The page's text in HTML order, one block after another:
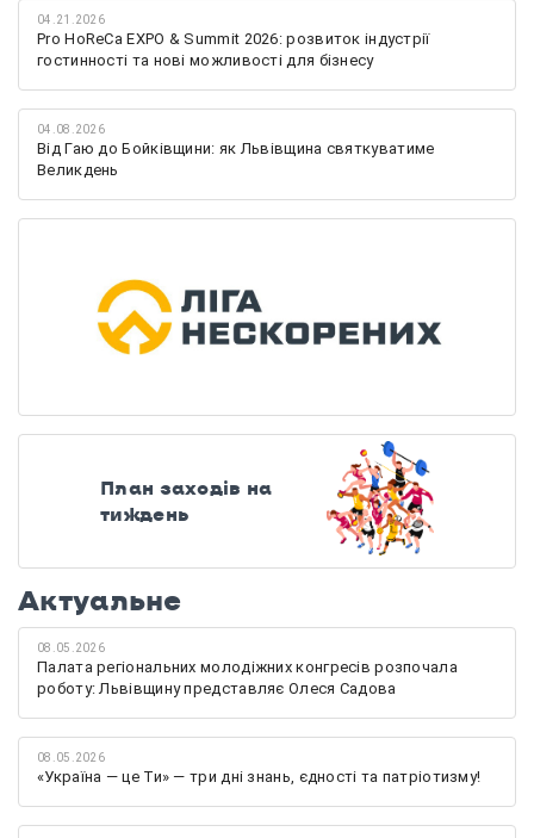
04.21.2026
Pro HoReCa EXPO & Summit 2026: розвиток індустрії
гостинності та нові можливості для бізнесу
04.08.2026
Від Гаю до Бойківщини: як Львівщина святкуватиме
Великдень
План заходів на
тиждень
Актуальне
08.05.2026
Палата регіональних молодіжних конгресів розпочала
роботу: Львівщину представляє Олеся Садова
08.05.2026
«Україна — це Ти» — три дні знань, єдності та патріотизму!